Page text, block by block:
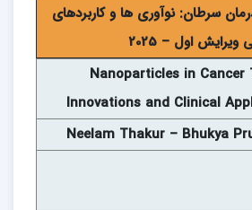
سرطان: نوآوری ها و کاربردهای
ویرایش اول – 2025
Nanoparticles in Cancer
Innovations and Clinical
Neelam Thakur – Bhukya